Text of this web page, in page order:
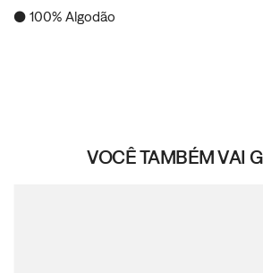
● 100% Algodão
VOCÊ TAMBÉM VAI